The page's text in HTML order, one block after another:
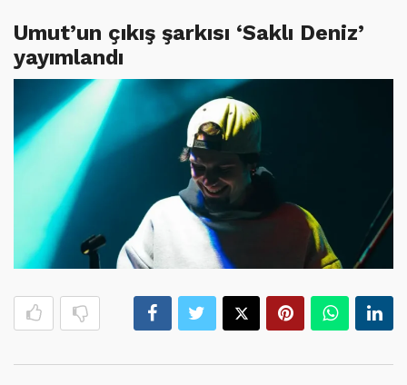
Umut’un çıkış şarkısı ‘Saklı Deniz’
yayımlandı